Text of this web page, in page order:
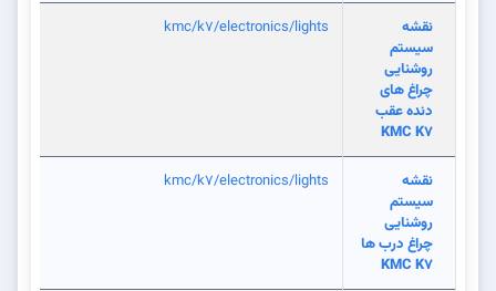
نقشه
سیستم
روشنایی
چراغ های
دنده عقب
KMC K7
kmc/k7/electronics/lights
نقشه
سیستم
روشنایی
چراغ درب ها
KMC K7
kmc/k7/electronics/lights